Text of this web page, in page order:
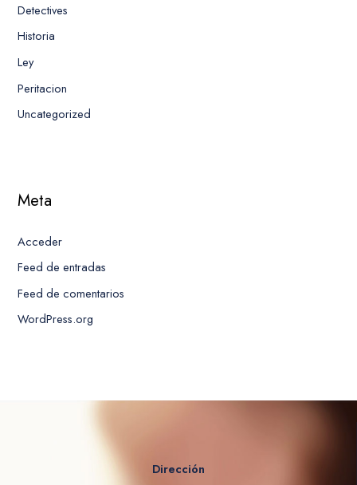
Detectives
Historia
Ley
Peritacion
Uncategorized
Meta
Acceder
Feed de entradas
Feed de comentarios
WordPress.org
Dirección